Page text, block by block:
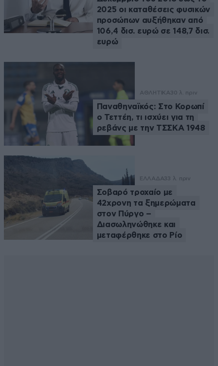
2025 οι καταθέσεις φυσικών
προσώπων αυξήθηκαν από
106,4 δισ. ευρώ σε 148,7 δισ.
ευρώ
ΑΘΛΗΤΙΚΑ30 λ. πριν
Παναθηναϊκός: Στο Κορωπί
ο Τεττέη, τι ισχύει για τη
ρεβάνς με την ΤΣΣΚΑ 1948
ΕΛΛΑΔΑ33 λ. πριν
Σοβαρό τροχαίο με
42χρονη τα ξημερώματα
στον Πύργο –
Διασωληνώθηκε και
μεταφέρθηκε στο Ρίο